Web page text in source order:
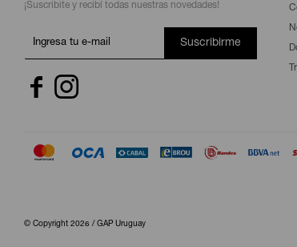
¡Suscribite y recibí todas nuestras novedades!
Suscribirme
 
© Copyright 2026 / GAP Uruguay